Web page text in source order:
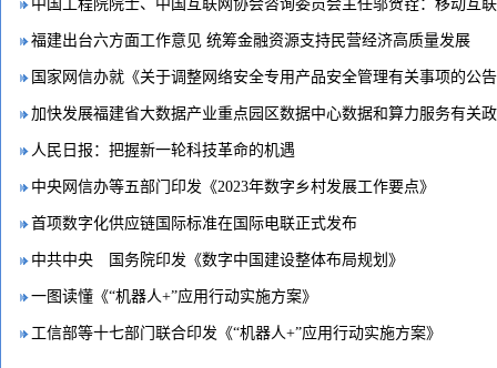
福建出台六方面工作意见 统筹金融资源支持民营经济高质量发展
人民日报：把握新一轮科技革命的机遇
中央网信办等五部门印发《2023年数字乡村发展工作要点》
首项数字化供应链国际标准在国际电联正式发布
中共中央 国务院印发《数字中国建设整体布局规划》
一图读懂《“机器人+”应用行动实施方案》
工信部等十七部门联合印发《“机器人+”应用行动实施方案》